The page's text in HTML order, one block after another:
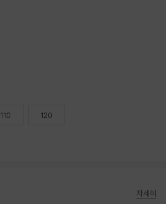
110 120
자세히